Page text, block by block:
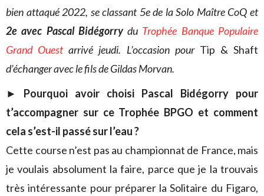
bien attaqué 2022, se classant 5e de la Solo Maître CoQ et
2e avec Pascal Bidégorrydu Trophée Banque Populaire
Grand Ouestarrivé jeudi. L’occasion pour Tip & Shaft
d’échanger avec le fils de Gildas Morvan.
► Pourquoi avoir choisi Pascal Bidégorry pour
t’accompagner sur ce Trophée BPGO et comment
cela s’est-il passé sur l’eau ?
Cette course n’est pas au championnat de France, mais
je voulais absolument la faire, parce que je la trouvais
très intéressante pour préparer la Solitaire du Figaro,